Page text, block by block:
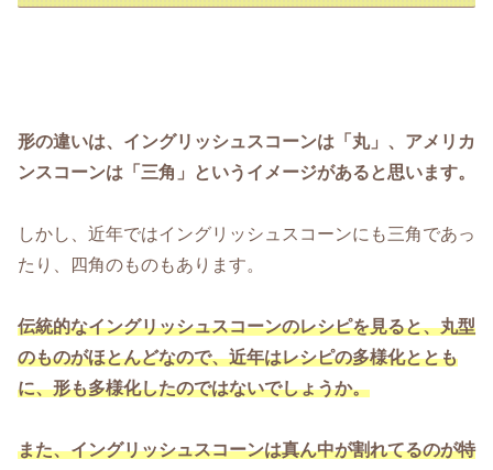
形の違いは、イングリッシュスコーンは「丸」、アメリカ
ンスコーンは「三角」というイメージがあると思います。
しかし、近年ではイングリッシュスコーンにも三角であっ
たり、四角のものもあります。
伝統的なイングリッシュスコーンのレシピを見ると、丸型
のものがほとんどなので、近年はレシピの多様化ととも
に、形も多様化したのではないでしょうか。
また、イングリッシュスコーンは真ん中が割れてるのが特